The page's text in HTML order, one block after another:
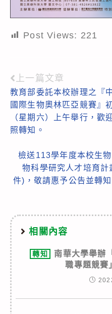
Post Views: 221
Read
more
articles
上一篇文章
教育部委託本校辦理之『
國際生物奧林匹亞競賽』
（星期六）上午舉行，歡
照轉知。
檢送113學年度本校生
物科學研究人才培育
件)，敬請惠予公告並轉
相關內容
轉知
南華大學舉辦
職專題競賽